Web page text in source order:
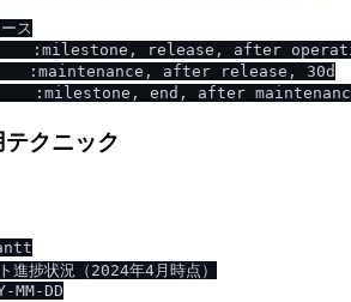
ス
:milestone, release, after
:maintenance, after release, 30d
クニック
捗状況（2024年4月時点）
MM-DD